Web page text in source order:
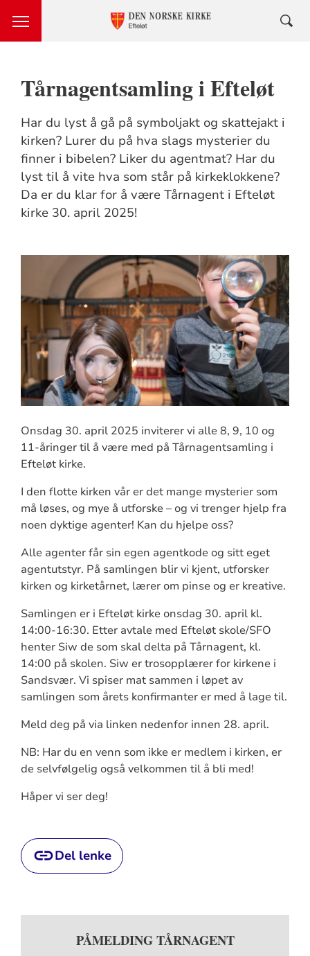
Tårnagentsamling i Efteløt
Har du lyst å gå på symboljakt og skattejakt i
kirken? Lurer du på hva slags mysterier du
finner i bibelen? Liker du agentmat? Har du
lyst til å vite hva som står på kirkeklokkene?
Da er du klar for å være Tårnagent i Efteløt
kirke 30. april 2025!
Onsdag 30. april 2025 inviterer vi alle 8, 9, 10 og
11-åringer til å være med på Tårnagentsamling i
Efteløt kirke.
I den flotte kirken vår er det mange mysterier som
må løses, og mye å utforske – og vi trenger hjelp fra
noen dyktige agenter! Kan du hjelpe oss?
Alle agenter får sin egen agentkode og sitt eget
agentutstyr. På samlingen blir vi kjent, utforsker
kirken og kirketårnet, lærer om pinse og er kreative.
Samlingen er i Efteløt kirke onsdag 30. april kl.
14:00-16:30. Etter avtale med Efteløt skole/SFO
henter Siw de som skal delta på Tårnagent, kl.
14:00 på skolen. Siw er trosopplærer for kirkene i
Sandsvær. Vi spiser mat sammen i løpet av
samlingen som årets konfirmanter er med å lage til.
Meld deg på via linken nedenfor innen 28. april.
NB: Har du en venn som ikke er medlem i kirken, er
de selvfølgelig også velkommen til å bli med!
Håper vi ser deg!
Del lenke
PÅMELDING TÅRNAGENT